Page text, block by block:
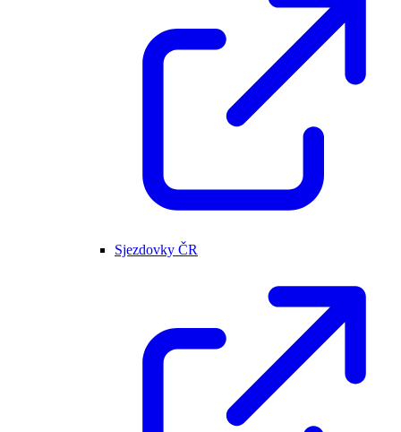
Sjezdovky ČR